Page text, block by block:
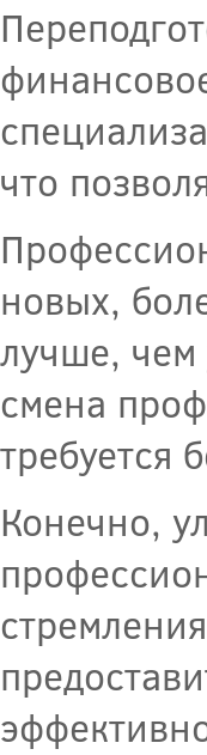
что
новых,
лучше, чем
смена
требуется
Конечно,